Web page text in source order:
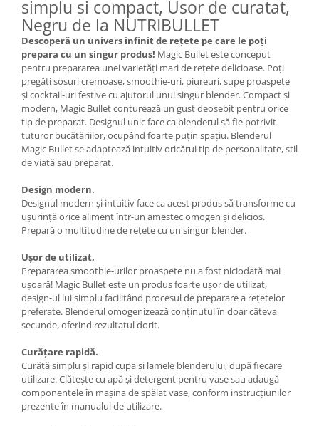
simplu si compact, Usor de curatat,
Negru de la NUTRIBULLET
Descoperă un univers infinit de rețete pe care le poți
prepara cu un singur produs! Magic Bullet este conceput
pentru prepararea unei varietăți mari de rețete delicioase. Poți
pregăti sosuri cremoase, smoothie-uri, piureuri, supe proaspete
şi cocktail-uri festive cu ajutorul unui singur blender. Compact şi
modern, Magic Bullet conturează un gust deosebit pentru orice
tip de preparat. Designul unic face ca blenderul să fie potrivit
tuturor bucătăriilor, ocupând foarte puțin spațiu. Blenderul
Magic Bullet se adaptează intuitiv oricărui tip de personalitate, stil
de viață sau preparat.
Design modern.
Designul modern şi intuitiv face ca acest produs să transforme cu
uşurință orice aliment într-un amestec omogen şi delicios.
Prepară o multitudine de rețete cu un singur blender.
Uşor de utilizat.
Prepararea smoothie-urilor proaspete nu a fost niciodată mai
uşoară! Magic Bullet este un produs foarte uşor de utilizat,
design-ul lui simplu facilitând procesul de preparare a rețetelor
preferate. Blenderul omogenizează conținutul în doar câteva
secunde, oferind rezultatul dorit.
Curățare rapidă.
Curăță simplu şi rapid cupa şi lamele blenderului, după fiecare
utilizare. Clăteşte cu apă şi detergent pentru vase sau adaugă
componentele în maşina de spălat vase, conform instrucțiunilor
prezente în manualul de utilizare.